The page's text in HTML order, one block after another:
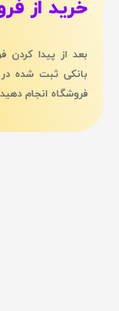
خرید از
بعد از پیدا کردن
بانکی ثبت شده در
فروشگاه‌ انجام